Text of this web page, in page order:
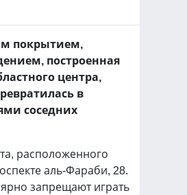
покрытием,
построенная
центра,
в
соседних
расположенного
аль-Фараби, 28.
запрещают играть